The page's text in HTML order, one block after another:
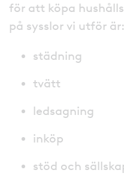
för att köpa
på sysslor vi utför är:
städning
tvätt
ledsagning
inköp
stöd och